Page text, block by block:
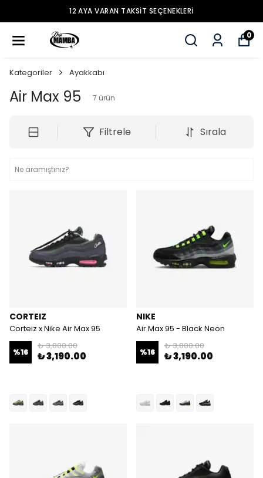
12 AYA VARAN TAKSİT SEÇENEKLERİ
0
Kategoriler Ayakkabı
Air Max 95 7 ürün
Filtrele Sırala
CORTEIZ
Corteiz x Nike Air Max 95
%16
₺ 3,800.00
₺ 3,190.00
NIKE
Air Max 95 - Black Neon
%16
₺ 3,800.00
₺ 3,190.00